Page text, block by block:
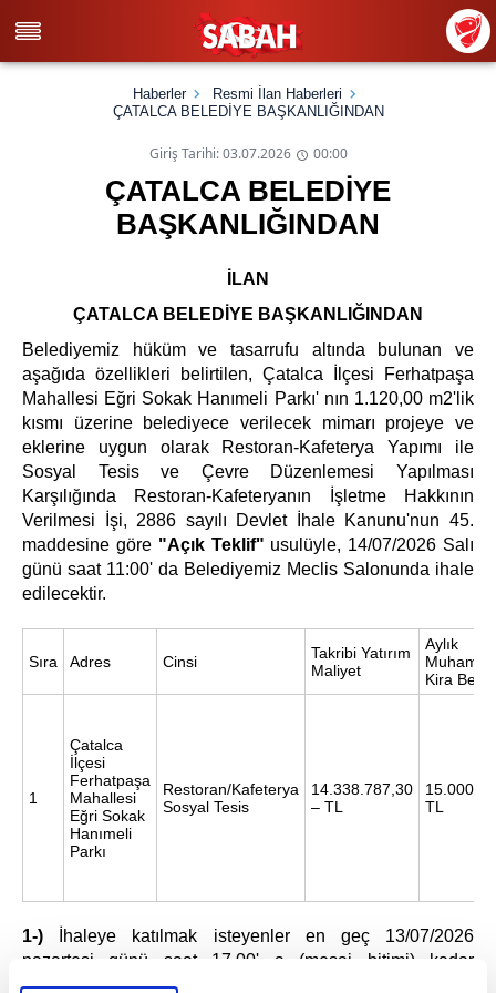
Haberler
Resmi İlan Haberleri
ÇATALCA BELEDİYE BAŞKANLIĞINDAN
Giriş Tarihi: 03.07.2026 00:00
ÇATALCA BELEDİYE
BAŞKANLIĞINDAN
İLAN
ÇATALCA BELEDİYE BAŞKANLIĞI NDAN
Belediyemiz hüküm ve tasarrufu altında bulunan ve
aşağıda özellikleri belirtilen, Çatalca İlçesi Ferhatpaşa
Mahallesi Eğri Sokak Hanımeli Parkı' nın 1.120,00 m2'lik
kısmı üzerine belediyece verilecek mimarı projeye ve
eklerine uygun olarak Restoran-Kafeterya Yapımı ile
Sosyal Tesis ve Çevre Düzenlemesi Yapılması
Karşılığında Restoran-Kafeteryanın İşletme Hakkının
Verilmesi İşi, 2886 sayılı Devlet İhale Kanunu'nun 45.
maddesine göre "Açık Teklif" usulüyle, 14/07/2026 Salı
günü saat 11:00' da Belediyemiz Meclis Salonunda ihale
edilecektir.
Sıra Adres Cinsi
Takribi Yatırım
Maliyet
Aylık
Kira
1
Çatalca
İlçesi
Ferhatpaşa
Mahallesi
Eğri Sokak
Hanımeli
Parkı
Restoran/Kafeterya
Sosyal Tesis
14.338.787,30
– TL
TL
1-) İhaleye katılmak isteyenler en geç 13/07/2026
pazartesi günü saat 17.00' a (mesai bitimi) kadar
müracaat dosyalarını, Belediye Gelirler Müdürlüğü' ne